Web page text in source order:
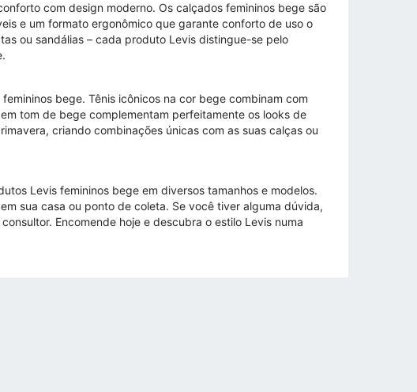
com design moderno. Os calçados femininos bege são
​​​​e um formato ergonômico que garante conforto de uso o
ou sandálias – cada produto Levis distingue-se pelo
bege. Tênis icônicos na cor bege combinam com
tom de bege complementam perfeitamente os looks de
criando combinações únicas com as suas calças ou
Levis femininos bege em diversos tamanhos e modelos.
sua casa ou ponto de coleta. Se você tiver alguma dúvida,
Encomende hoje e descubra o estilo Levis numa